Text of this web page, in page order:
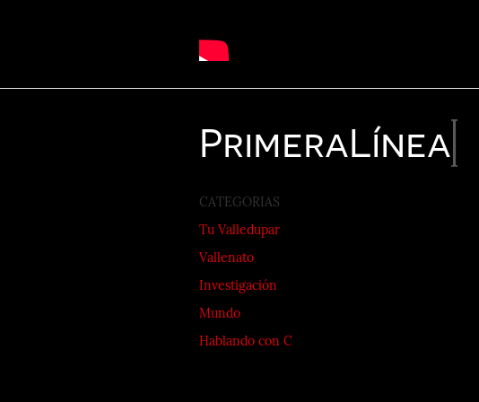
PrimeraLínea
CATEGORIAS
Tu Valledupar
Vallenato
Investigación
Mundo
Hablando con C